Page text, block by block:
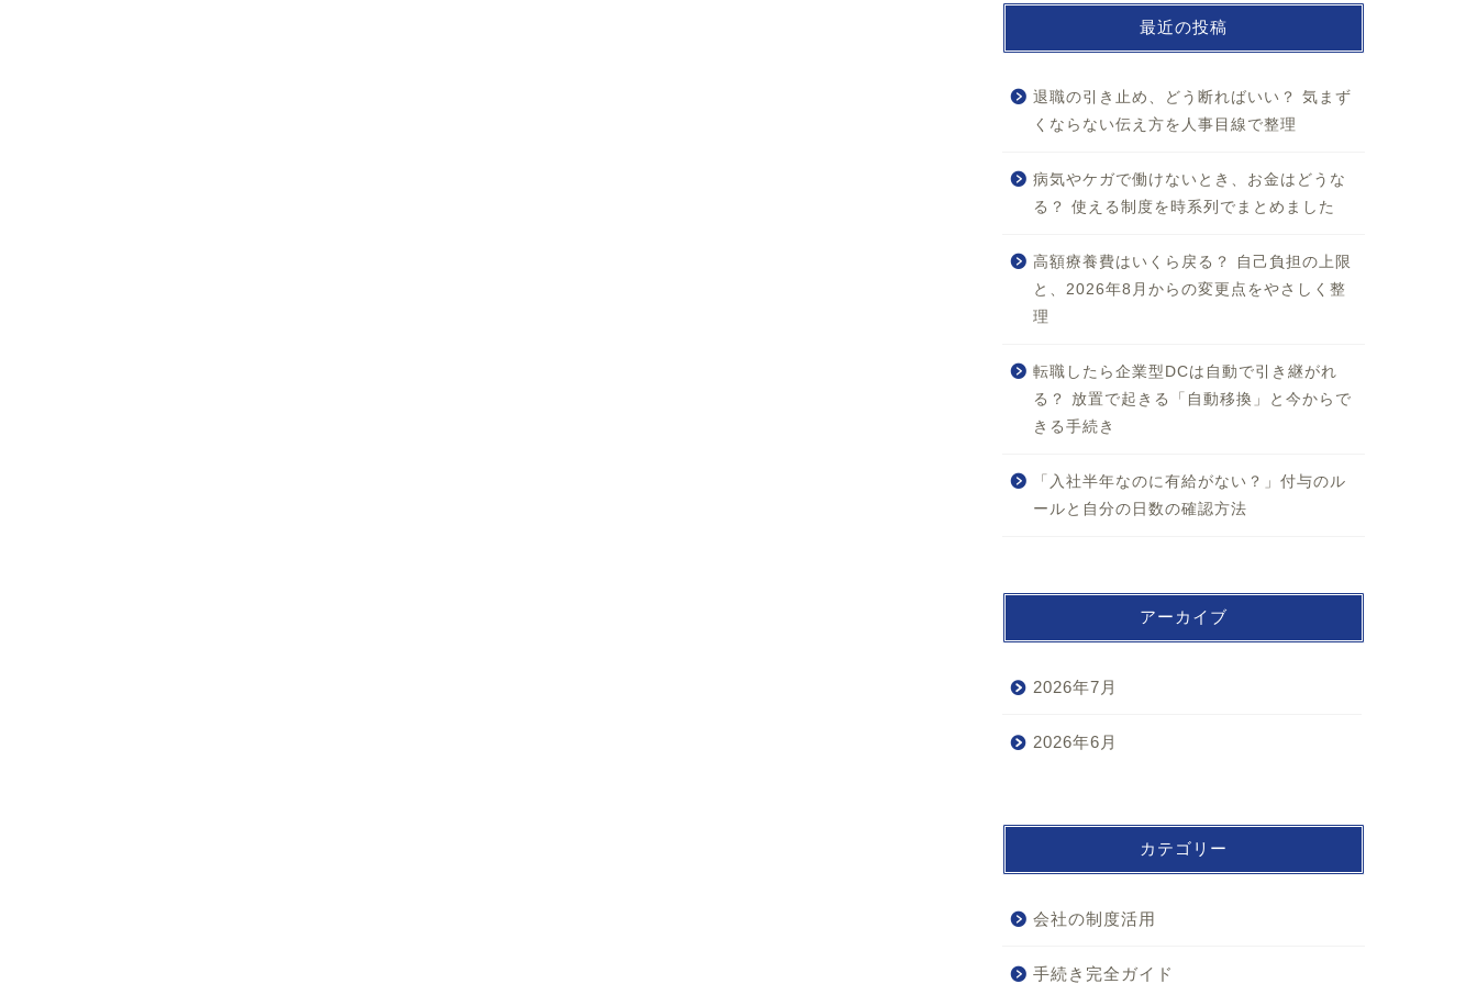
最近の投稿
退職の引き止め、どう断ればいい？ 気まず
くならない伝え方を人事目線で整理
病気やケガで働けないとき、お金はどうな
る？ 使える制度を時系列でまとめました
高額療養費はいくら戻る？ 自己負担の上限
と、2026年8月からの変更点をやさしく整
理
転職したら企業型DCは自動で引き継がれ
る？ 放置で起きる「自動移換」と今からで
きる手続き
「入社半年なのに有給がない？」付与のル
ールと自分の日数の確認方法
アーカイブ
2026年7月
2026年6月
カテゴリー
会社の制度活用
手続き完全ガイド